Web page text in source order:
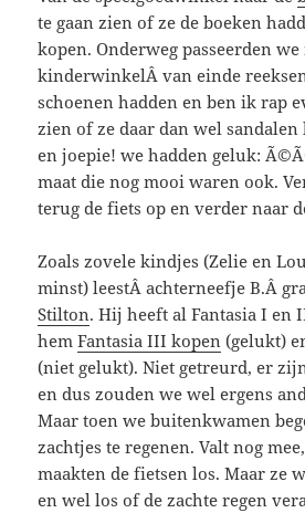
te gaan zien of ze de boeken
kopen. Onderweg passeerden we
kinderwinkelÂ van einde
schoenen hadden en ben ik rap
zien of ze daar dan wel sandalen
en joepie! we hadden geluk:
maat die nog mooi waren ook.
terug de fiets op en verder naar
Zoals zovele kindjes (Zelie en
minst) leestÂ achterneefje B.Â
Stilton. Hij heeft al Fantasia I en
hemFantasia III kopen (gelukt)
(niet gelukt). Niet getreurd, er
en dus zouden we wel ergens
Maar toen we buitenkwamen
zachtjes te regenen. Valt nog
maakten de fietsen los. Maar ze
en wel los of de zachte regen